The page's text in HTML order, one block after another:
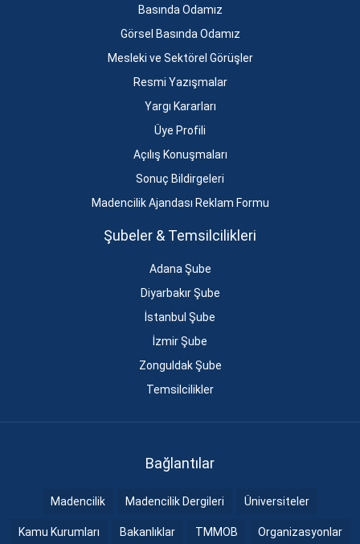
Basında Odamız
Görsel Basında Odamız
Mesleki ve Sektörel Görüşler
Resmi Yazışmalar
Yargı Kararları
Üye Profili
Açılış Konuşmaları
Sonuç Bildirgeleri
Madencilik Ajandası Reklam Formu
Şubeler & Temsilcilikleri
Adana Şube
Diyarbakır Şube
İstanbul Şube
İzmir Şube
Zonguldak Şube
Temsilcilikler
Bağlantılar
Madencilik Madencilik Dergileri Üniversiteler
Kamu Kurumları Bakanlıklar TMMOB Organizasyonlar